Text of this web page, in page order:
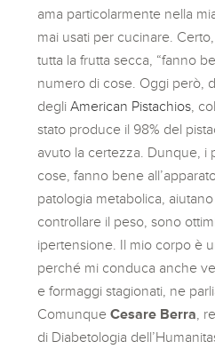
ama particolarmente nella
mai usati per cucinare.
tutta la frutta secca, “fanno
numero di cose. Oggi però,
degliAmerican Pistachios ,
stato produce il 98% del
avuto la certezza. Dunque, i
cose, fanno bene
patologia metabolica,
controllare il peso, sono
ipertensione. Il mio corpo è
perché mi conduca anche
e formaggi stagionati, ne
ComunqueCesare Berra ,
di Diabetologia